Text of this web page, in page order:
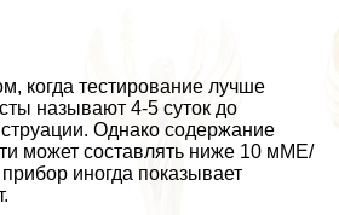
когда тестирование лучше
называют 4-5 суток до
Однако содержание
может составлять ниже 10 мМЕ/
иногда показывает